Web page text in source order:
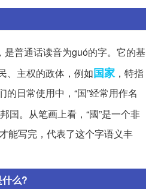
是普通话读音为guó的字。它的基
、主权的政体，例如国家 ，特指
的日常使用中，“国”经常用作名
国。从笔画上看，“國”是一个非
能写完，代表了这个字语义丰
么?